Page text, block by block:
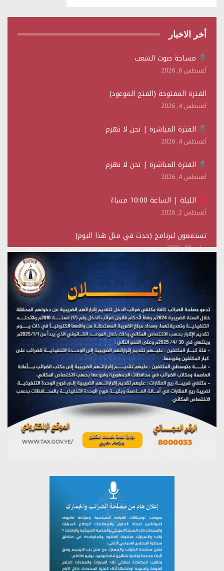
أخر الاخبار
مساحة صوت الشعب
أغسطس 6, 2026
الفترة المفتوحة (الفتح الموعود)
أغسطس 4, 2026
الفترة المباشرة | نحن لا نهزم
أغسطس 4, 2026
الفترة المباشرة | نحن لا نهزم
أغسطس 4, 2026
الليلة | الساعة 10:00 مساءً
أغسطس 2, 2026
تستمعون لبرنامج (حدث في مثل هذا اليوم)
يوليو 28, 2026
(نحن لا نهزم) بث مباشر
تستمعون لبرنامج (هندسة الوهم)
يوليو 28, 2026
مؤتمر صحفي لمركز عين الإنسانية حول جرائم تحالف العدوان
على اليمن
يوليو 27, 2026
تستمعون لبرنامج (مع السيد القائد)
يوليو 26, 2026